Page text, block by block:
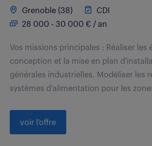
Grenoble (38)
CDI
28 000 - 30 000 € / an
Vos missions principales : Réaliser les
conception et la mise en plan
générales industrielles. Modéliser les
systèmes d'alimentation pour les
voir l'offre